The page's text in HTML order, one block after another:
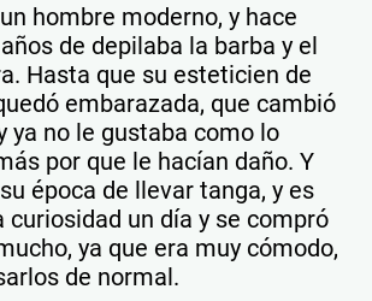
hombre moderno, y hace
de depilaba la barba y el
Hasta que su esteticien de
embarazada, que cambió
ya no le gustaba como lo
por que le hacían daño. Y
época de llevar tanga, y es
curiosidad un día y se compró
ya que era muy cómodo,
de normal.